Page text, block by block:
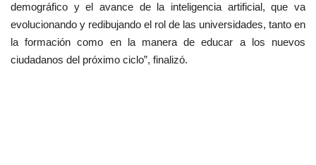
demográfico y el avance de la inteligencia artificial, que va
evolucionando y redibujando el rol de las universidades, tanto en
la formación como en la manera de educar a los nuevos
ciudadanos del próximo ciclo”, finalizó.